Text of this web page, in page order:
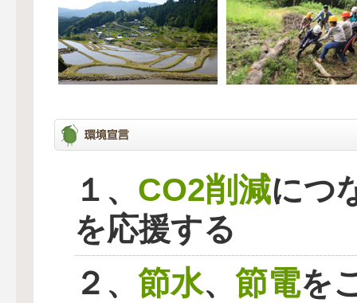
１、 CO2削減につ
を応援する
２、 節水、 節電を